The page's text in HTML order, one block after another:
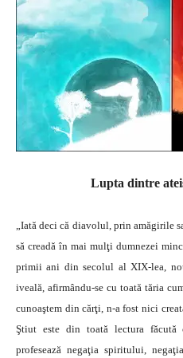
Lupta dintre
„Iată deci că diavolul, prin amăgirile
să creadă în mai mulţi dumnezei
primii ani din secolul al XIX-lea,
iveală, afirmându-se cu toată tăria
cunoaştem din cărţi, n-a fost nici
Ştiut este din toată lectura făcută
profesează negaţia spiritului,